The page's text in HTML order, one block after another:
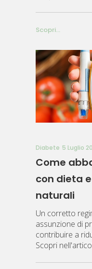
Scopri...
Diabete 5 Luglio
Come
con dieta
naturali
Un corretto
assunzione di
contribuire a
Scopri